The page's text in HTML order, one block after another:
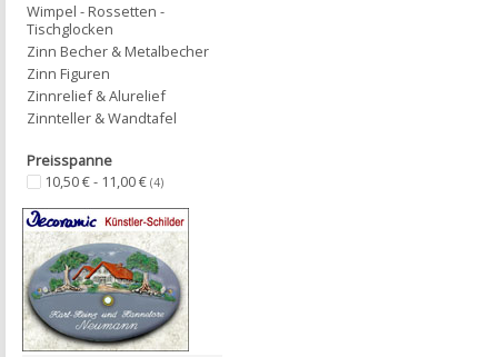
Wimpel - Rossetten -
Tischglocken
Zinn Becher & Metalbecher
Zinn Figuren
Zinnrelief & Alurelief
Zinnteller & Wandtafel
Preisspanne
10,50 € - 11,00 € (4)